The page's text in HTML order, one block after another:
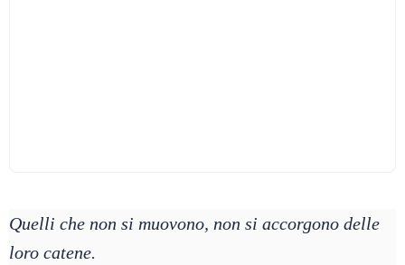
Quelli che non si muovono, non si accorgono delle
loro catene.